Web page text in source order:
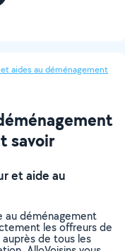
aides au déménagement
savoir
et aide au
au déménagement
les offreurs de
de tous les